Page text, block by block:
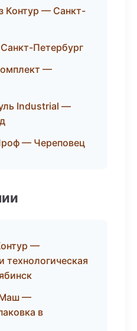
Контур — Санкт-
Петербург
—
Industrial —
— Череповец
—
технологическая
—
в